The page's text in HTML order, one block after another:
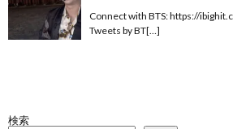
Connect with BTS: https://
Tweets by BT[…]
検索